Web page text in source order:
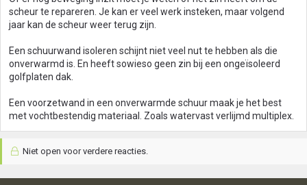
scheur te repareren. Je kan er veel werk insteken, maar volgend
jaar kan de scheur weer terug zijn.
Een schuurwand isoleren schijnt niet veel nut te hebben als die
onverwarmd is. En heeft sowieso geen zin bij een ongeïsoleerd
golfplaten dak.
Een voorzetwand in een onverwarmde schuur maak je het best
met vochtbestendig materiaal. Zoals watervast verlijmd multiplex.
Niet open voor verdere reacties.